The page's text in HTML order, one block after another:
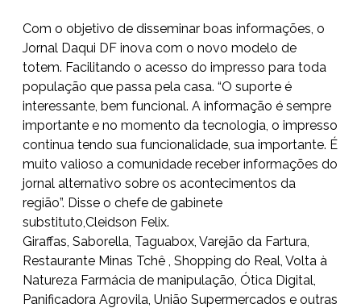
Com o objetivo de disseminar boas informações, o
Jornal Daqui DF inova com o novo modelo de
totem. Facilitando o acesso do impresso para toda
população que passa pela casa. “O suporte é
interessante, bem funcional. A informação é sempre
importante e no momento da tecnologia, o impresso
continua tendo sua funcionalidade, sua importante. É
muito valioso a comunidade receber informações do
jornal alternativo sobre os acontecimentos da
região”. Disse o chefe de gabinete
substituto,Cleidson Felix.
Giraffas, Saborella, Taguabox, Varejão da Fartura,
Restaurante Minas Tchê , Shopping do Real, Volta à
Natureza Farmácia de manipulação, Ótica Digital,
Panificadora Agrovila, União Supermercados e outras